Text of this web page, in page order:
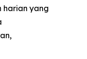
harian yang